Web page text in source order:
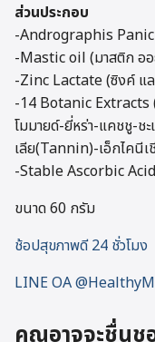
ส่วนประกอบ
-Andrographis
-Mastic oil (มาสติก อ
-Zinc Lactate (ซิงค์ แ
-14 Botanic Extracts
โมมายด์-ยี่หร่า-แคชชู-ช
เลีย(Tannin)-เอ็กไคนี
-Stable Ascorbic
ขนาด 60 กรัม
ช้อปสุขภาพดี 24 ชั่วโมง
LINE OA
คุณอาจจะชื่น